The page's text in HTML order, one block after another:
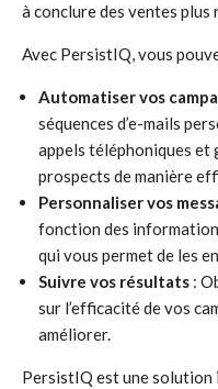
à conclure des ventes plus
Avec PersistIQ, vous
Automatiser vos
séquences d’e-mails
appels téléphoniques et
prospects de manière
Personnaliser vos
fonction des
qui vous permet de les
Suivre vos résultats :
sur l’efficacité de vos
améliorer.
PersistIQ est une solution